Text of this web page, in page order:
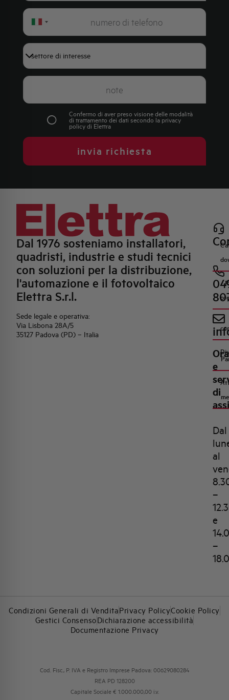
Italy
Confermo di aver preso visione delle modalità
di trattamento dei dati secondo la privacy
policydi Elettra
invia richiesta
Dal 1976 sosteniamo installatori,
quadristi, industrie e studi tecnici
con soluzioni per la distribuzione,
l'automazione e il fotovoltaico
Elettra S.r.l.
Sede legale e operativa:
Via Lisbona 28A/5
35127 Padova (PD) – Italia
e
di
Dal
al
–
e
–
Condizioni Generali di VenditaPrivacy PolicyCookie Policy
Gestici ConsensoDichiarazione accessibilità
Documentazione Privacy
Cod. Fisc., P. IVA e Registro Imprese Padova: 00629080284
REA PD 128200
Capitale Sociale € 1.000.000,00 i.v.